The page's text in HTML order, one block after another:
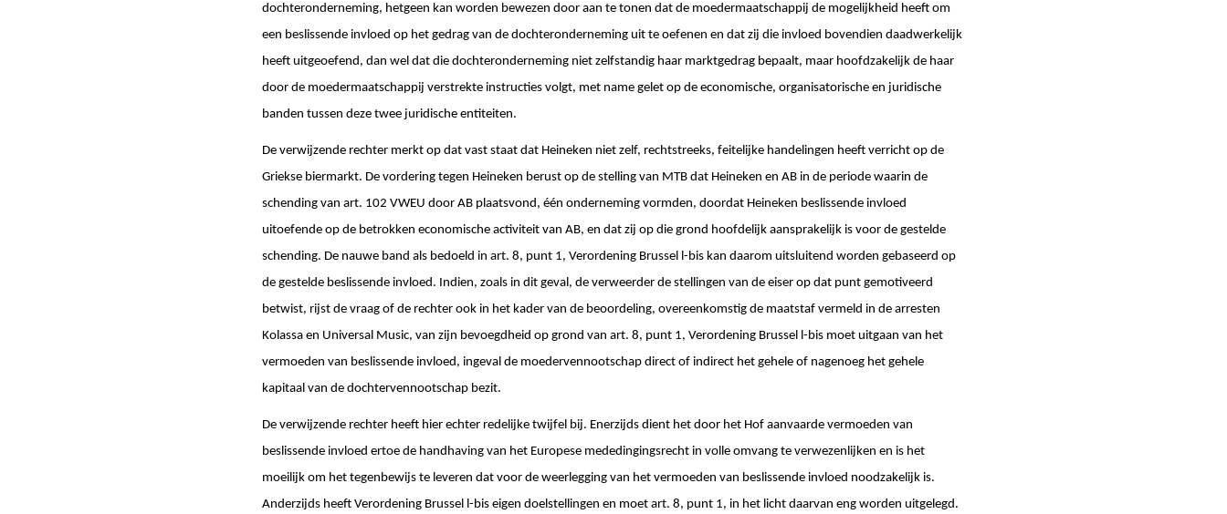
dochteronderneming, hetgeen kan worden bewezen door aan te tonen dat de moedermaatschappij de mogelijkheid heeft om
een beslissende invloed op het gedrag van de dochteronderneming uit te oefenen en dat zij die invloed bovendien daadwerkelijk
heeft uitgeoefend, dan wel dat die dochteronderneming niet zelfstandig haar marktgedrag bepaalt, maar hoofdzakelijk de haar
door de moedermaatschappij verstrekte instructies volgt, met name gelet op de economische, organisatorische en juridische
banden tussen deze twee juridische entiteiten.
De verwijzende rechter merkt op dat vast staat dat Heineken niet zelf, rechtstreeks, feitelijke handelingen heeft verricht op de
Griekse biermarkt. De vordering tegen Heineken berust op de stelling van MTB dat Heineken en AB in de periode waarin de
schending van art. 102 VWEU door AB plaatsvond, één onderneming vormden, doordat Heineken beslissende invloed
uitoefende op de betrokken economische activiteit van AB, en dat zij op die grond hoofdelijk aansprakelijk is voor de gestelde
schending. De nauwe band als bedoeld in art. 8, punt 1, Verordening Brussel l-bis kan daarom uitsluitend worden gebaseerd op
de gestelde beslissende invloed. Indien, zoals in dit geval, de verweerder de stellingen van de eiser op dat punt gemotiveerd
betwist, rijst de vraag of de rechter ook in het kader van de beoordeling, overeenkomstig de maatstaf vermeld in de arresten
Kolassa en Universal Music, van zijn bevoegdheid op grond van art. 8, punt 1, Verordening Brussel l-bis moet uitgaan van het
vermoeden van beslissende invloed, ingeval de moedervennootschap direct of indirect het gehele of nagenoeg het gehele
kapitaal van de dochtervennootschap bezit.
De verwijzende rechter heeft hier echter redelijke twijfel bij. Enerzijds dient het door het Hof aanvaarde vermoeden van
beslissende invloed ertoe de handhaving van het Europese mededingingsrecht in volle omvang te verwezenlijken en is het
moeilijk om het tegenbewijs te leveren dat voor de weerlegging van het vermoeden van beslissende invloed noodzakelijk is.
Anderzijds heeft Verordening Brussel l-bis eigen doelstellingen en moet art. 8, punt 1, in het licht daarvan eng worden uitgelegd.